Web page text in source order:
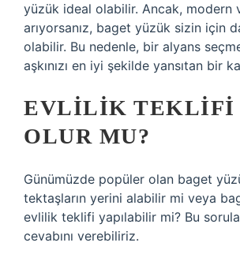
yüzük ideal olabilir. Ancak, modern
arıyorsanız, baget yüzük sizin için
olabilir. Bu nedenle, bir alyans
aşkınızı en iyi şekilde yansıtan bir
EVLILIK TEKLIFI
OLUR MU?
Günümüzde popüler olan baget
tektaşların yerini alabilir mi veya
evlilik teklifi yapılabilir mi? Bu
cevabını verebiliriz.